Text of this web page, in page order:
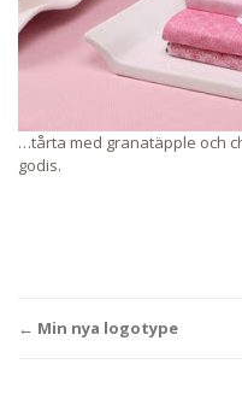
…tårta med granatäpple och
godis.
Post
← Min nya logotype